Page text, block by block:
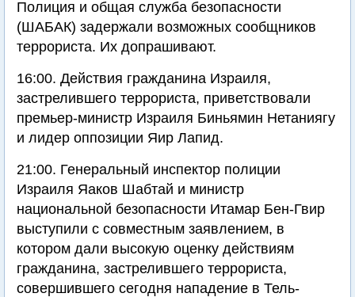
Полиция и общая служба безопасности
(ШАБАК) задержали возможных сообщников
террориста. Их допрашивают.
16:00. Действия гражданина Израиля,
застрелившего террориста, приветствовали
премьер-министр Израиля Биньямин Нетаниягу
и лидер оппозиции Яир Лапид.
21:00. Генеральный инспектор полиции
Израиля Яаков Шабтай и министр
национальной безопасности Итамар Бен-Гвир
выступили с совместным заявлением, в
котором дали высокую оценку действиям
гражданина, застрелившего террориста,
совершившего сегодня нападение в Тель-